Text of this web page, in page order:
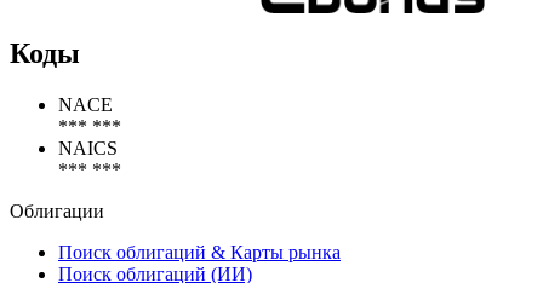
Коды
NACE
*** ***
NAICS
*** ***
Облигации
Поиск облигаций & Карты рынка
Поиск облигаций (ИИ)